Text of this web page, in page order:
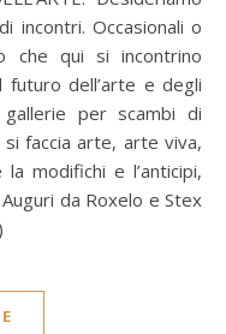
incontri. Occasionali o
che qui si incontrino
dell’arte e degli
per scambi di
faccia arte, arte viva,
modifichi e l’anticipi,
da Roxelo e Stex